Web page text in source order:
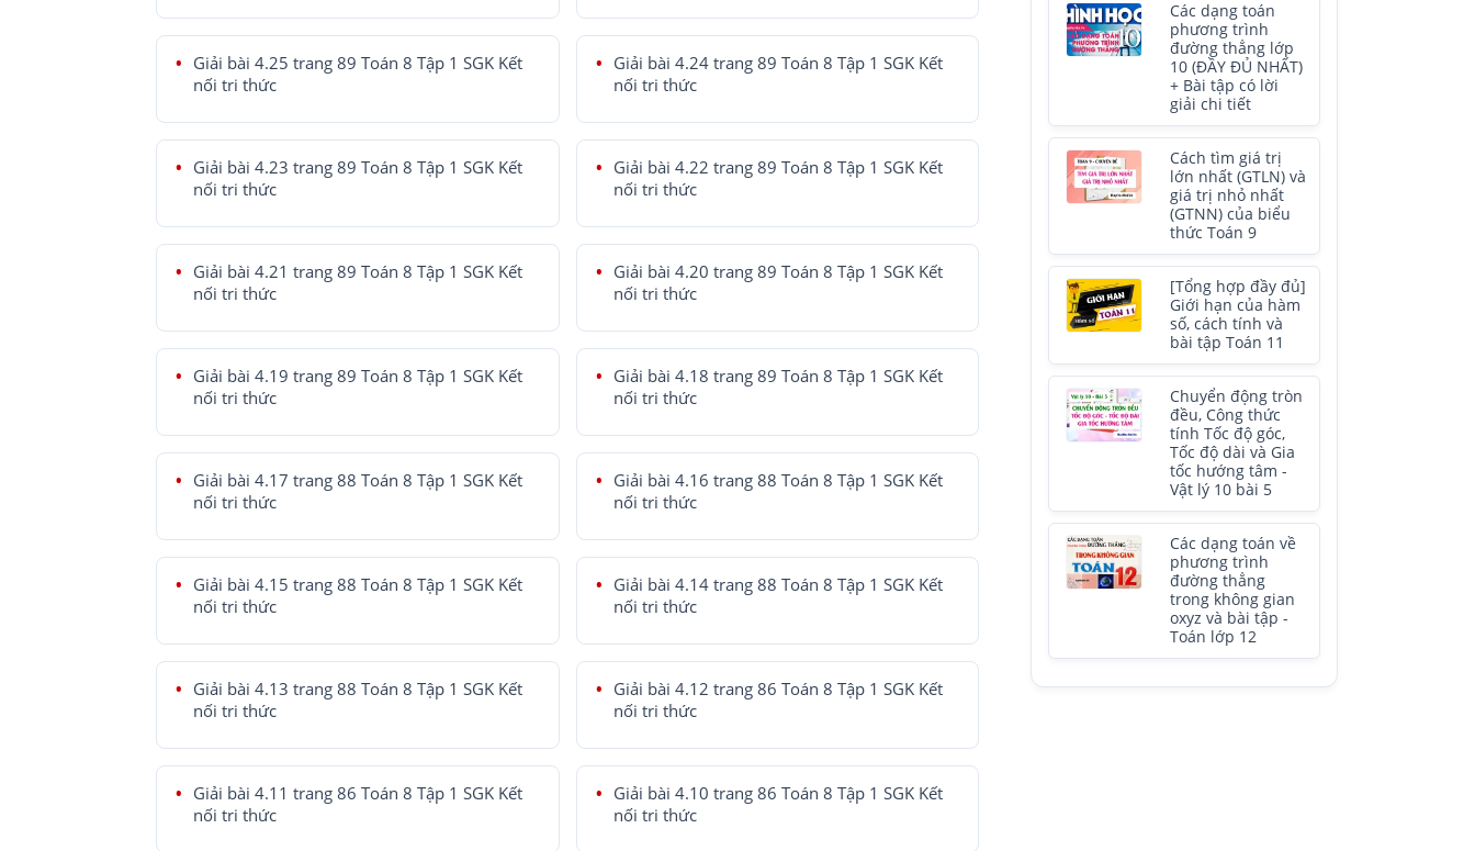
Giải bài 4.25 trang 89 Toán 8 Tập 1 SGK Kết
nối tri thức
Giải bài 4.24 trang 89 Toán 8 Tập 1 SGK Kết
nối tri thức
Giải bài 4.23 trang 89 Toán 8 Tập 1 SGK Kết
nối tri thức
Giải bài 4.22 trang 89 Toán 8 Tập 1 SGK Kết
nối tri thức
Giải bài 4.21 trang 89 Toán 8 Tập 1 SGK Kết
nối tri thức
Giải bài 4.20 trang 89 Toán 8 Tập 1 SGK Kết
nối tri thức
Giải bài 4.19 trang 89 Toán 8 Tập 1 SGK Kết
nối tri thức
Giải bài 4.18 trang 89 Toán 8 Tập 1 SGK Kết
nối tri thức
Giải bài 4.17 trang 88 Toán 8 Tập 1 SGK Kết
nối tri thức
Giải bài 4.16 trang 88 Toán 8 Tập 1 SGK Kết
nối tri thức
Giải bài 4.15 trang 88 Toán 8 Tập 1 SGK Kết
nối tri thức
Giải bài 4.14 trang 88 Toán 8 Tập 1 SGK Kết
nối tri thức
Giải bài 4.13 trang 88 Toán 8 Tập 1 SGK Kết
nối tri thức
Giải bài 4.12 trang 86 Toán 8 Tập 1 SGK Kết
nối tri thức
Giải bài 4.11 trang 86 Toán 8 Tập 1 SGK Kết
nối tri thức
Giải bài 4.10 trang 86 Toán 8 Tập 1 SGK Kết
nối tri thức
Các dạng toán
phương trình
đường thẳng lớp
10 (ĐẦY ĐỦ NHẤT)
+ Bài tập có lời
giải chi tiết
Cách tìm giá trị
lớn nhất (GTLN) và
giá trị nhỏ nhất
(GTNN) của biểu
thức Toán 9
[Tổng hợp đầy đủ]
Giới hạn của hàm
số, cách tính và
bài tập Toán 11
Chuyển động tròn
đều, Công thức
tính Tốc độ góc,
Tốc độ dài và Gia
tốc hướng tâm -
Vật lý 10 bài 5
Các dạng toán về
phương trình
đường thẳng
trong không gian
oxyz và bài tập -
Toán lớp 12